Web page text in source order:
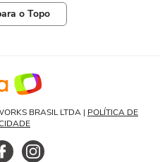
o Topo
BRASIL LTDA | POLÍTICA DE